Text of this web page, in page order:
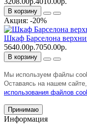
В корзину
Акция: -20%
Шкаф Барселона
5640.00р.7050.00р.
В корзину
Мы используем файлы
Оставаясь на нашем
использования файлов
Принимаю
Информация